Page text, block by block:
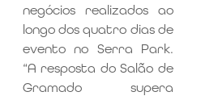
negócios realizados ao
longo dos quatro dias de
evento no Serra Park.
“A resposta do Salão de
Gramado supera